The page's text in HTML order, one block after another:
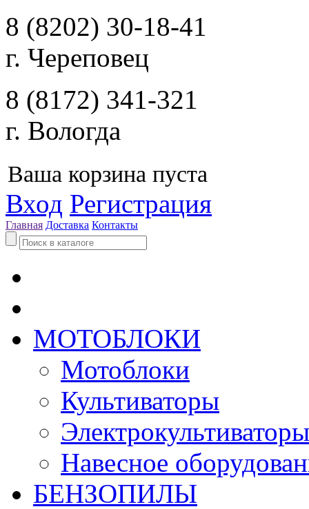
8 (8202) 30-18-41
г. Череповец
8 (8172) 341-321
г. Вологда
Ваша корзина пуста
Вход Регистрация
Главная Доставка Контакты
МОТОБЛОКИ
Мотоблоки
Культиваторы
Электрокультиваторы
Навесное
БЕНЗОПИЛЫ